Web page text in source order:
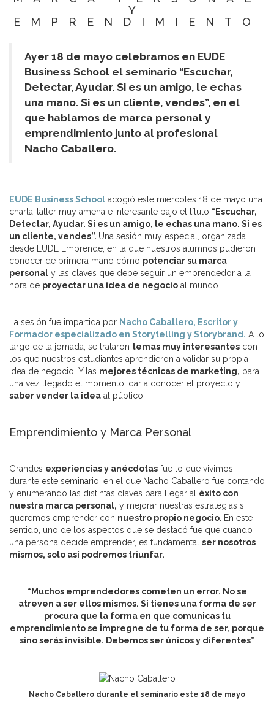
Y
EMPRENDIMIENTO
Ayer 18 de mayo celebramos en EUDE
Business School el seminario “Escuchar,
Detectar, Ayudar. Si es un amigo, le echas
una mano. Si es un cliente, vendes”, en el
que hablamos de marca personal y
emprendimiento junto al profesional
Nacho Caballero.
EUDE Business School acogió este miércoles 18 de mayo una
charla-taller muy amena e interesante bajo el título “Escuchar,
Detectar, Ayudar. Si es un amigo, le echas una mano. Si es
un cliente, vendes”. Una sesión muy especial, organizada
desde EUDE Emprende, en la que nuestros alumnos pudieron
conocer de primera mano cómo potenciar su marca
personal y las claves que debe seguir un emprendedor a la
hora de proyectar una idea de negocio al mundo.
La sesión fue impartida por Nacho Caballero, Escritor y
Formador especializado en Storytelling y Storybrand. A lo
largo de la jornada, se trataron temas muy interesantes con
los que nuestros estudiantes aprendieron a validar su propia
idea de negocio. Y las mejores técnicas de marketing, para
una vez llegado el momento, dar a conocer el proyecto y
saber vender la idea al público.
Emprendimiento y Marca Personal
Grandes experiencias y anécdotas fue lo que vivimos
durante este seminario, en el que Nacho Caballero fue contando
y enumerando las distintas claves para llegar al éxito con
nuestra marca personal, y mejorar nuestras estrategias si
queremos emprender con nuestro propio negocio. En este
sentido, uno de los aspectos que se destacó fue que cuando
una persona decide emprender, es fundamental ser nosotros
mismos, solo así podremos triunfar.
“Muchos emprendedores cometen un error. No se
atreven a ser ellos mismos. Si tienes una forma de ser
procura que la forma en que comunicas tu
emprendimiento se impregne de tu forma de ser, porque
sino serás invisible. Debemos ser únicos y diferentes”
Nacho Caballero durante el seminario este 18 de mayo